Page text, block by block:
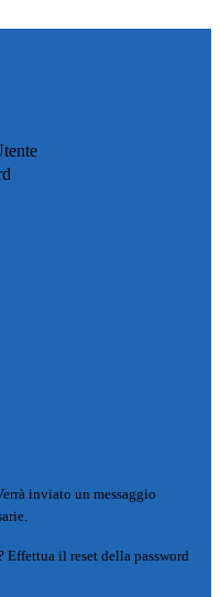
inviato un messaggio
Effettua il reset della password